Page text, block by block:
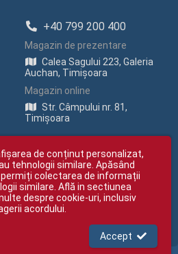
+40 799 200 400
Magazin de prezentare
Calea Sagului 223, Galeria
Auchan, Timișoara
Magazin online
Str. Câmpului nr. 81,
Timișoara
drepturile rezervate
SRL (CUI RO 15651694, Nr. Reg. Com.
Prețurile afișate includ TVA
de conținut personalizat,
tehnologii similare. Apăsând
colectarea de informații
similare. Află in sectiunea
despre cookie-uri, inclusiv
acordului.
Accept